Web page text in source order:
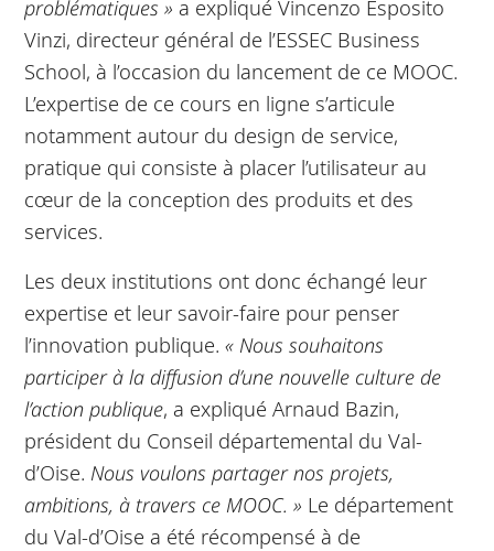
problématiques » a expliqué Vincenzo Esposito
Vinzi, directeur général de l’ESSEC Business
School, à l’occasion du lancement de ce MOOC.
L’expertise de ce cours en ligne s’articule
notamment autour du design de service,
pratique qui consiste à placer l’utilisateur au
cœur de la conception des produits et des
services.
Les deux institutions ont donc échangé leur
expertise et leur savoir-faire pour penser
l’innovation publique.« Nous souhaitons
participer à la diffusion d’une nouvelle culture de
l’action publique, a expliqué Arnaud Bazin,
président du Conseil départemental du Val-
d’Oise. Nous voulons partager nos projets,
ambitions, à travers ce MOOC. » Le département
du Val-d’Oise a été récompensé à de